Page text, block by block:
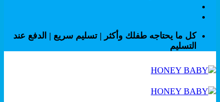
كل ما يحتاجه طفلك وأكثر | تسليم سريع | الدفع عند
التسليم